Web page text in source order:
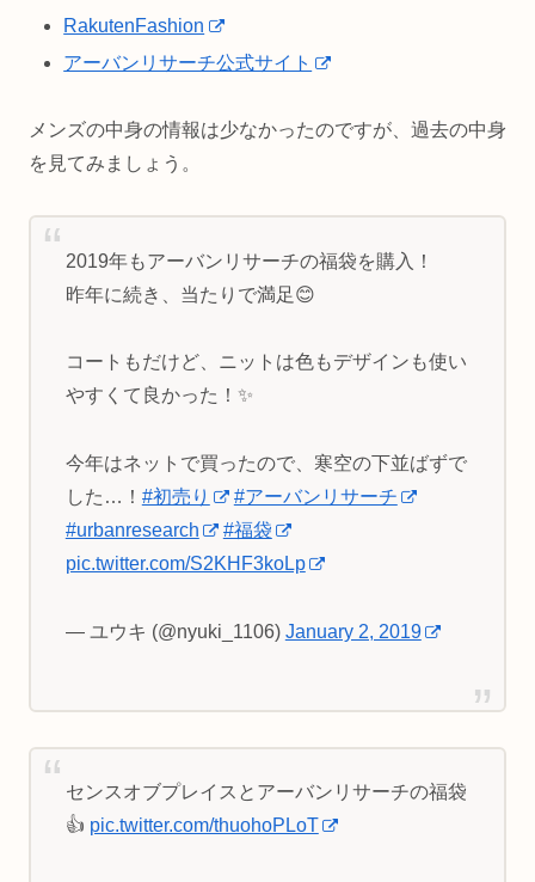
RakutenFashion
アーバンリサーチ公式サイト
メンズの中身の情報は少なかったのですが、過去の中身
を見てみましょう。
2019年もアーバンリサーチの福袋を購入！
昨年に続き、当たりで満足😊
コートもだけど、ニットは色もデザインも使い
やすくて良かった！✨
今年はネットで買ったので、寒空の下並ばずで
した…！ #初売り
#アーバンリサーチ
#urbanresearch
#福袋
pic.twitter.com/S2KHF3koLp
— ユウキ (@nyuki_1106) January 2, 2019
センスオブプレイスとアーバンリサーチの福袋
👍 pic.twitter.com/thuohoPLoT